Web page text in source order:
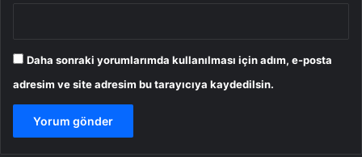
Daha sonraki yorumlarımda kullanılması için adım, e-posta
adresim ve site adresim bu tarayıcıya kaydedilsin.